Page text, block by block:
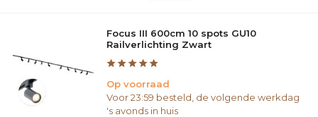
Focus III 600cm 10 spots GU10
Railverlichting Zwart
Op voorraad
Voor 23:59 besteld, de volgende werkdag
's avonds in huis